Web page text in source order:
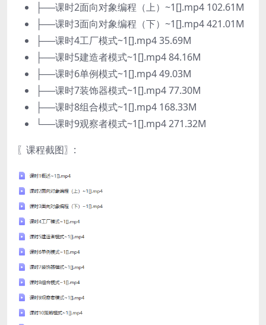
├──课时2面向对象编程（上）~1[].mp4 102.61M
├──课时3面向对象编程（下）~1[].mp4 421.01M
├──课时4工厂模式~1[].mp4 35.69M
├──课时5建造者模式~1[].mp4 84.16M
├──课时6单例模式~1[].mp4 49.03M
├──课时7装饰器模式~1[].mp4 77.30M
├──课时8组合模式~1[].mp4 168.33M
└──课时9观察者模式~1[].mp4 271.32M
〖课程截图〗: